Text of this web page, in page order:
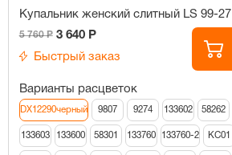
Купальник женский слитный LS 99-27
5 760 Р 3 640 Р
Быстрый заказ
Варианты расцветок
DX12290черный 9807 9274 133602 58262
133603 133600 58301 133760 133760-2 КС01